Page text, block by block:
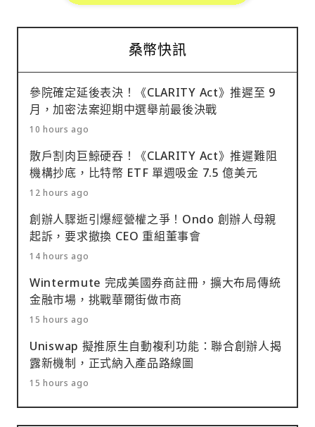
桑幣快訊
參院確定延後表決！《CLARITY Act》推遲至 9
月，加密法案迎期中選舉前最後決戰
10 hours ago
散戶割肉巨鯨硬吞！《CLARITY Act》推遲難阻
機構抄底，比特幣 ETF 單週吸金 7.5 億美元
12 hours ago
創辦人驟逝引爆經營權之爭！Ondo 創辦人母親
起訴，要求撤換 CEO 重組董事會
14 hours ago
Wintermute 完成美國券商註冊，擴大布局傳統
金融市場，挑戰華爾街做市商
15 hours ago
Uniswap 擬推原生自動複利功能：聯合創辦人揭
露新機制，正式納入產品路線圖
15 hours ago